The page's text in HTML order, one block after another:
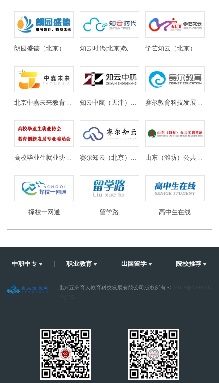
北京中嘉未来教育科技有限公司 知云中航（天津）教育科技有限公司 赛尔教育科技发展有限公司
山东（潍坊）公共实训基地
择校一网通 留学路 高中生在线
中职中专 职业教育 出国留学 院校推荐
北京五洲育人教育科技发展有限公司版权所有 ©
京ICP备1200207
4号-25